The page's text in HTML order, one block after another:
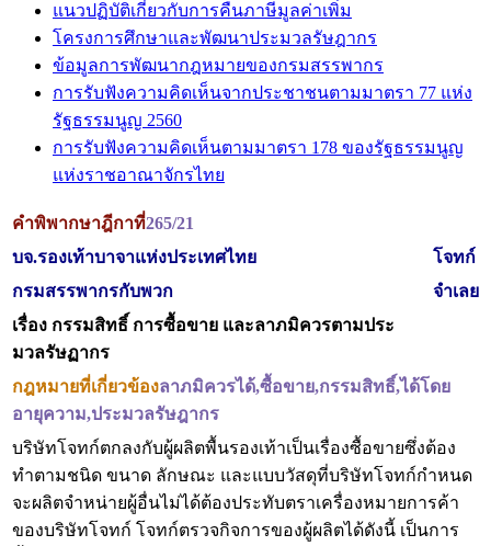
แนวปฏิบัติเกี่ยวกับการคืนภาษีมูลค่าเพิ่ม
โครงการศึกษาและพัฒนาประมวลรัษฎากร
ข้อมูลการพัฒนากฎหมายของกรมสรรพากร
การรับฟังความคิดเห็นจากประชาชนตามมาตรา 77 แห่ง
รัฐธรรมนูญ 2560
การรับฟังความคิดเห็นตามมาตรา 178 ของรัฐธรรมนูญ
แห่งราชอาณาจักรไทย
คำพิพากษาฎีกาที่265/21
บจ.รองเท้าบาจาแห่งประเทศไทย
โจทก์
กรมสรรพากรกับพวก
จำเลย
เรื่อง กรรมสิทธิ์ การซื้อขาย และลาภมิควรตามประ
มวลรัษฏากร
กฎหมายที่เกี่ยวข้องลาภมิควรได้,ซื้อขาย,กรรมสิทธิ์,ได้โดย
อายุความ,ประมวลรัษฎากร
บริษัทโจทก์ตกลงกับผู้ผลิตพื้นรองเท้าเป็นเรื่องซื้อขายซึ่งต้อง
ทำตามชนิด ขนาด ลักษณะ และแบบวัสดุที่บริษัทโจทก์กำหนด
จะผลิตจำหน่ายผู้อื่นไม่ได้ต้องประทับตราเครื่องหมายการค้า
ของบริษัทโจทก์ โจทก์ตรวจกิจการของผู้ผลิตได้ดังนี้ เป็นการ